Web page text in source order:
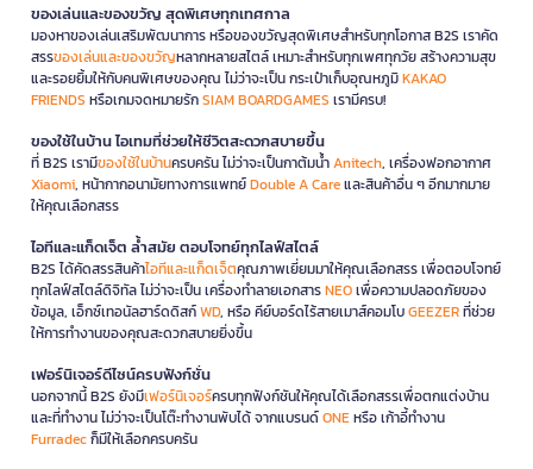
ของเล่นและของขวัญ สุดพิเศษทุกเทศกาล
มองหาของเล่นเสริมพัฒนาการ หรือของขวัญสุดพิเศษสำหรับทุกโอกาส B2S เราคัด
สรรของเล่นและของขวัญหลากหลายสไตล์ เหมาะสำหรับทุกเพศทุกวัย สร้างความสุข
และรอยยิ้มให้กับคนพิเศษของคุณ ไม่ว่าจะเป็น กระเป๋าเก็บอุณหภูมิKAKAO
FRIENDS หรือเกมจดหมายรักSIAM BOARDGAMES เรามีครบ!
ของใช้ในบ้าน ไอเทมที่ช่วยให้ชีวิตสะดวกสบายขึ้น
ที่ B2S เรามีของใช้ในบ้านครบครัน ไม่ว่าจะเป็นกาต้มน้ำAnitech, เครื่องฟอกอากาศ
Xiaomi, หน้ากากอนามัยทางการแพทย์Double A Careและสินค้าอื่น ๆ อีกมากมาย
ให้คุณเลือกสรร
ไอทีและแก็ดเจ็ต ล้ำสมัย ตอบโจทย์ทุกไลฟ์สไตล์
B2S ได้คัดสรรสินค้าไอทีและแก็ดเจ็ตคุณภาพเยี่ยมมาให้คุณเลือกสรร เพื่อตอบโจทย์
ทุกไลฟ์สไตล์ดิจิทัล ไม่ว่าจะเป็น เครื่องทำลายเอกสารNEOเพื่อความปลอดภัยของ
ข้อมูล, เอ็กซ์เทอนัลฮาร์ดดิสก์WD, หรือ คีย์บอร์ดไร้สายเมาส์คอมโบGEEZERที่ช่วย
ให้การทำงานของคุณสะดวกสบายยิ่งขึ้น
เฟอร์นิเจอร์ดีไซน์ครบฟังก์ชั่น
นอกจากนี้ B2S ยังมีเฟอร์นิเจอร์ครบทุกฟังก์ชันให้คุณได้เลือกสรรเพื่อตกแต่งบ้าน
และที่ทำงาน ไม่ว่าจะเป็นโต๊ะทำงานพับได้ จากแบรนด์ONEหรือ เก้าอี้ทำงาน
Furradecก็มีให้เลือกครบครัน